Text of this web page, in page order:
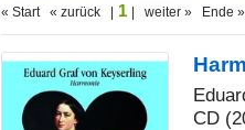
« Start « zurück | 1 | weiter » Ende »
CD